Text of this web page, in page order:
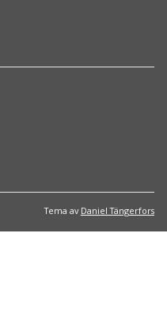
Tema av Daniel Tängerfors